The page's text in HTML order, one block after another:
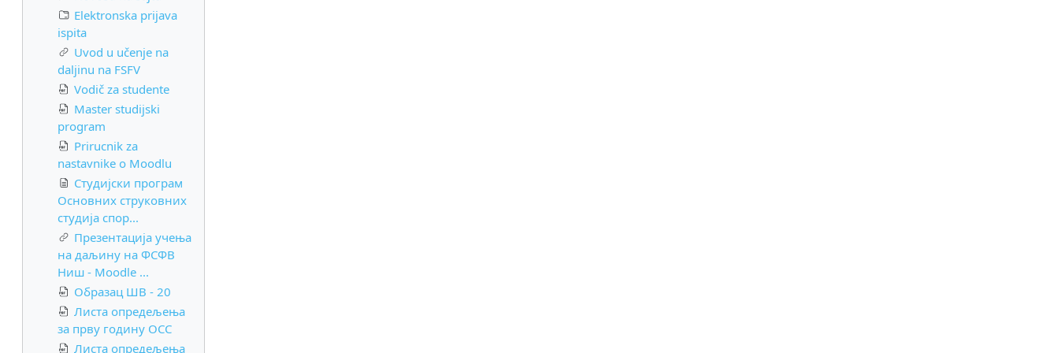
Elektronska prijava
ispita
Uvod u učenje na
daljinu na FSFV
Vodič za studente
Master studijski
program
Prirucnik za
nastavnike o Moodlu
Студијски програм
Основних струковних
студија спор...
Презентација учења
на даљину на ФСФВ
Ниш - Moodle ...
Образац ШВ - 20
Листа опредељења
за прву годину ОСС
Листа опредељења